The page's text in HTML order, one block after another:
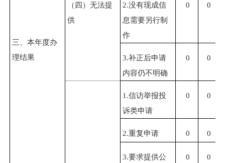
三、本年度办
理结果
（四）无法提
供
2.没有现成信
息需要另行制
作
0 0
3.补正后申请
内容仍不明确
0 0
1.信访举报投
诉类申请
0 0
2.重复申请 0 0
3.要求提供公
0 0